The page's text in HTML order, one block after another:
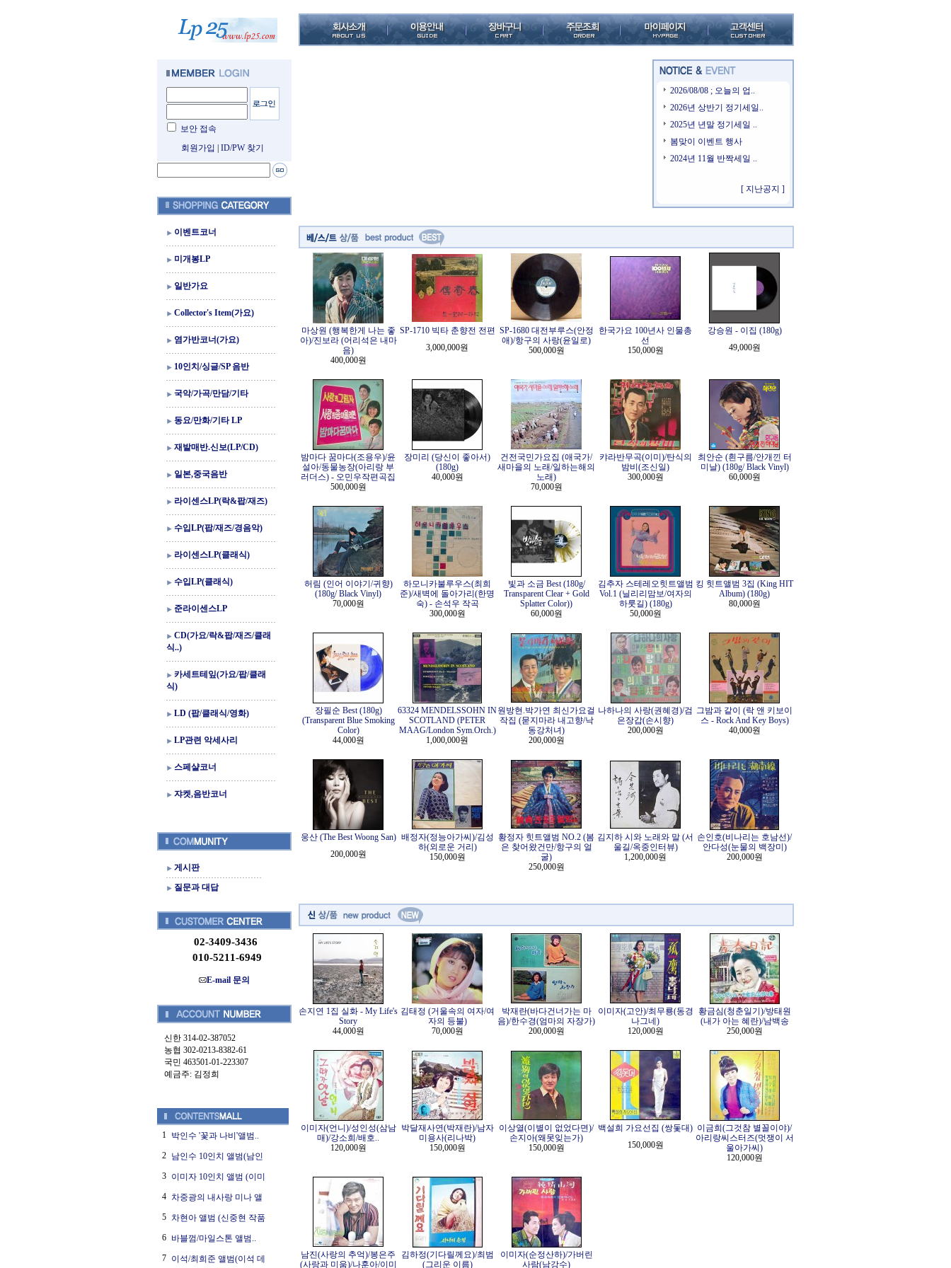
보안 접속
회원가입
ID/PW 찾기
이벤트코너
미개봉LP
일반가요
Collector's Item(가요)
염가반코너(가요)
10인치/싱글/SP 음반
국악/가곡/만담/기타
동요/만화/기타 LP
재발매반.신보(LP/CD)
일본,중국음반
라이센스LP(락&팝/재즈)
수입LP(팝/재즈/경음악)
라이센스LP(클래식)
수입LP(클래식)
준라이센스LP
CD(가요/락&팝/재즈/클래
식..)
카세트테잎(가요/팝/클래
식)
LD (팝/클래식/영화)
LP관련 악세사리
스페샬코너
쟈켓,음반코너
게시판
질문과 대답
02-3409-3436
010-5211-6949
E-mail 문의
신한 314-02-387052
농협 302-0213-8382-61
국민 463501-01-223307
예금주: 김정희
1 박인수 '꽃과 나비'앨범..
2 남인수 10인치 앨범(남인
3 이미자 10인치 앨범 (이미
4 차중광의 내사랑 미나 앨
5 차현아 앨범 (신중현 작품
6 바블껌/마일스톤 앨범..
7 이석/최희준 앨범(이석 데
2026/08/08 ; 오늘의 업..
2026년 상반기 정기세일..
2025년 년말 정기세일 ..
봄맞이 이벤트 행사
2024년 11월 반짝세일 ..
[ 지난공지 ]
마상원 (행복한게 나는 좋
아)/진보라 (어리석은 내마
음)
400,000원
SP-1710 빅타 춘향전 전편
3,000,000원
SP-1680 대전부루스(안정
애)/항구의 사랑(윤일로)
500,000원
한국가요 100년사 인물총
선
150,000원
강승원 - 이집 (180g)
49,000원
밤마다 꿈마다(조용우)/윤
설아/동물농장(아리랑 부
러더스) - 오민우작편곡집
500,000원
장미리 (당신이 좋아서)
(180g)
40,000원
건전국민가요집 (애국가/
새마을의 노래/일하는해의
노래)
70,000원
캬라반무곡(이미)/탄식의
밤비(조신일)
300,000원
최안순 (흰구름/안개낀 터
미날) (180g/ Black Vinyl)
60,000원
허림 (인어 이야기/귀향)
(180g/ Black Vinyl)
70,000원
하모니카불루우스(최희
준)/새벽에 돌아가리(한명
숙) - 손석우 작곡
300,000원
빛과 소금 Best (180g/
Transparent Clear + Gold
Splatter Color))
60,000원
김추자 스테레오힛트앨범
Vol.1 (닐리리맘보/여자의
하룻길) (180g)
50,000원
킹 힛트앨범 3집 (King HIT
Album) (180g)
80,000원
장필순 Best (180g)
(Transparent Blue Smoking
Color)
44,000원
63324 MENDELSSOHN IN
SCOTLAND (PETER
MAAG/London Sym.Orch.)
1,000,000원
원방현.박가연 최신가요걸
작집 (묻지마라 내고향/낙
동강처녀)
200,000원
나하나의 사랑(권혜경)/검
은장갑(손시향)
200,000원
그밤과 같이 (락 앤 키보이
스 - Rock And Key Boys)
40,000원
웅산 (The Best Woong San)
200,000원
배정자(정능아가씨)/김성
하(외로운 거리)
150,000원
황정자 힛트앨범 NO.2 (봄
은 찾어왔건만/항구의 얼
굴)
250,000원
김지하 시와 노래와 말 (서
울길/옥중인터뷰)
1,200,000원
손인호(비나리는 호남선)/
안다성(눈물의 백장미)
200,000원
손지연 1집 실화 - My Life's
Story
44,000원
김태정 (거울속의 여자/여
자의 등불)
70,000원
박재란(바다건너가는 마
음)/한수경(엄마의 자장가)
200,000원
이미자(고안)/최무룡(동경
나그네)
120,000원
황금심(청춘일기)/방태원
(내가 아는 혜란)/남백송
250,000원
이미자(언니)/성인성(삼남
매)/강소희/배호..
120,000원
박달재사연(박재란)/남자
미용사(리나박)
150,000원
이상열(이별이 없었다면)/
손지아(왜못잊는가)
150,000원
백설희 가요선집 (쌍돛대)
150,000원
이금희(그것참 별꼴이야)/
아리랑씨스터즈(멋쟁이 서
울아가씨)
120,000원
남진(사랑의 추억)/봉은주
(사랑과 미움)/나훈아/이미
김하정(기다릴께요)/최범
(그리운 이름)
이미자(순정산하)/가버린
사람(남강수)